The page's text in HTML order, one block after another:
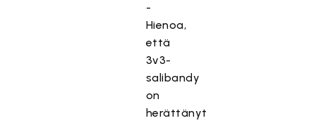
-
Hienoa,
että
3v3-
salibandy
on
herättänyt